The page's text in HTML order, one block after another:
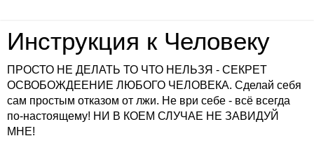
Инструкция к Человеку
ПРОСТО НЕ ДЕЛАТЬ ТО ЧТО НЕЛЬЗЯ - СЕКРЕТ
ОСВОБОЖДЕЕНИЕ ЛЮБОГО ЧЕЛОВЕКА. Сделай себя
сам простым отказом от лжи. Не ври себе - всё всегда
по-настоящему! НИ В КОЕМ СЛУЧАЕ НЕ ЗАВИДУЙ
МНЕ!